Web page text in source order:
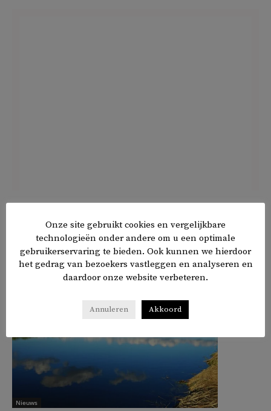
Delen ✉
Nieuws
Onze site gebruikt cookies en vergelijkbare
technologieën onder andere om u een optimale
gebruikerservaring te bieden. Ook kunnen we hierdoor
het gedrag van bezoekers vastleggen en analyseren en
daardoor onze website verbeteren.
Annuleren Akkoord